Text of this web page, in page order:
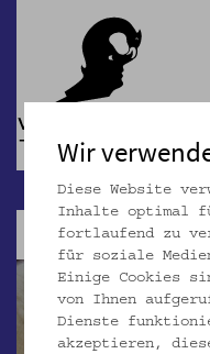
Wir
Diese Website
Inhalte optimal
fortlaufend zu
für soziale
Einige Cookies
von Ihnen
Dienste
akzeptieren,